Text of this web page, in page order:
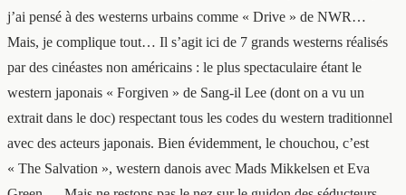
j’ai pensé à des westerns urbains comme « Drive » de NWR…
Mais, je complique tout… Il s’agit ici de 7 grands westerns réalisés
par des cinéastes non américains : le plus spectaculaire étant le
western japonais « Forgiven » de Sang-il Lee (dont on a vu un
extrait dans le doc) respectant tous les codes du western traditionnel
avec des acteurs japonais. Bien évidemment, le chouchou, c’est
« The Salvation », western danois avec Mads Mikkelsen et Eva